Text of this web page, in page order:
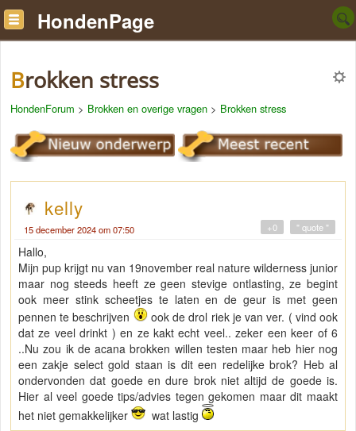
HondenPage
Brokken stress
HondenForum > Brokken en overige vragen > Brokken stress
kelly
15 december 2024 om 07:50 " quote "
+0
Hallo,
Mijn pup krijgt nu van 19november real nature wilderness junior
maar nog steeds heeft ze geen stevige ontlasting, ze begint
ook meer stink scheetjes te laten en de geur is met geen
pennen te beschrijven
ook de drol riek je van ver. ( vind ook
dat ze veel drinkt ) en ze kakt echt veel.. zeker een keer of 6
..Nu zou ik de acana brokken willen testen maar heb hier nog
een zakje select gold staan is dit een redelijke brok? Heb al
ondervonden dat goede en dure brok niet altijd de goede is.
Hier al veel goede tips/advies tegen gekomen maar dit maakt
het niet gemakkelijker
wat lastig